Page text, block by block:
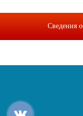
Сведения